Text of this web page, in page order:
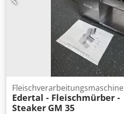
Fleischverarbeitungsmaschine
Edertal - Fleischmürber -
Steaker GM 35